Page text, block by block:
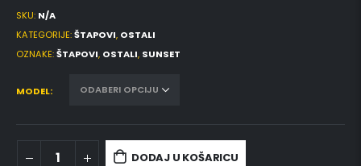
SKU: N/A
KATEGORIJE:ŠTAPOVI, OSTALI
OZNAKE:ŠTAPOVI, OSTALI, SUNSET
MODEL
DODAJ U KOŠARICU